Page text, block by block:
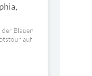
der Blauen
auf